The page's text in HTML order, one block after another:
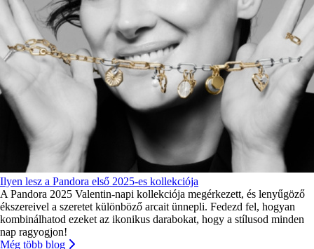
Ilyen lesz a Pandora első 2025-es kollekciója
A Pandora 2025 Valentin-napi kollekciója megérkezett, és lenyűgöző
ékszereivel a szeretet különböző arcait ünnepli. Fedezd fel, hogyan
kombinálhatod ezeket az ikonikus darabokat, hogy a stílusod minden
nap ragyogjon!
Még több blog